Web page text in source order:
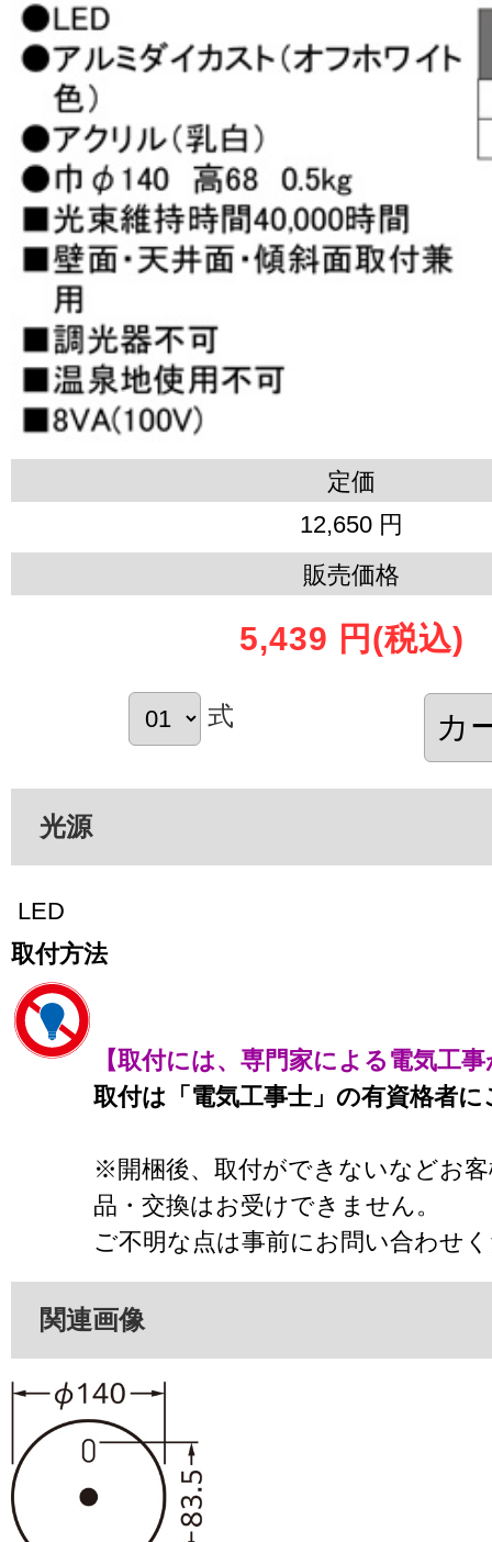
定価
12,650 円
販売価格
5,439 円 (税込)
式
光源
LED
取付方法
【取付には、専門家による電気工
取付は「電気工事士」の有資格者
※開梱後、取付ができないなどお
品・交換はお受けできません。
ご不明な点は事前にお問い合わせ
関連画像